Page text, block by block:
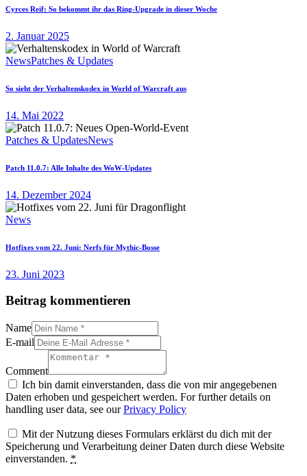
Cyrces Reif: So bekommt ihr das Ring-Upgrade in dieser Woche
2. Januar 2025
NewsPatches & Updates
So sieht der Verhaltenskodex in World of Warcraft aus
14. Mai 2022
Patches & UpdatesNews
Patch 11.0.7: Alle Inhalte des WoW-Updates
14. Dezember 2024
News
Hotfixes vom 22. Juni: Nerfs für Mythic-Bosse
23. Juni 2023
Beitrag kommentieren
Name
E-mail
Comment
Ich bin damit einverstanden, dass die von mir angegebenen
Daten erhoben und gespeichert werden. For further details on
handling user data, see ourPrivacy Policy
Mit der Nutzung dieses Formulars erklärst du dich mit der
Speicherung und Verarbeitung deiner Daten durch diese Website
einverstanden. *